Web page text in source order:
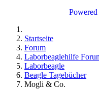
Startseite
Forum
Laborbeaglehilfe
Laborbeagle
Beagle Tagebücher
Mogli & Co.